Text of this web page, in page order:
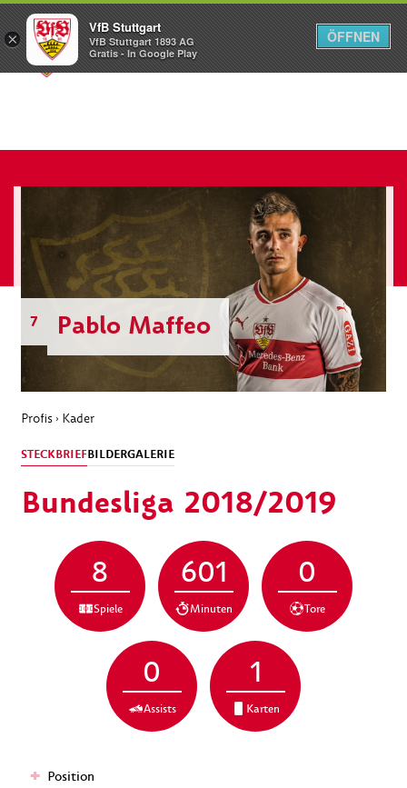
Menü
7 Pablo Maffeo
Profis › Kader
STECKBRIEFBILDERGALERIE
Bundesliga 2018/2019
8
Spiele
601
Minuten
0
Tore
0
Assists
1
Karten
Position
×
VfB Stuttgart
VfB Stuttgart 1893 AG
Gratis - In Google Play
ÖFFNEN